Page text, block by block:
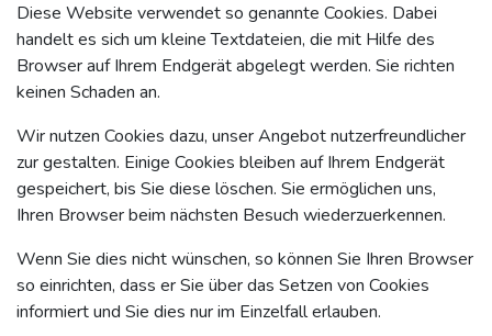
Diese Website verwendet so genannte Cookies. Dabei
handelt es sich um kleine Textdateien, die mit Hilfe des
Browser auf Ihrem Endgerät abgelegt werden. Sie richten
keinen Schaden an.
Wir nutzen Cookies dazu, unser Angebot nutzerfreundlicher
zur gestalten. Einige Cookies bleiben auf Ihrem Endgerät
gespeichert, bis Sie diese löschen. Sie ermöglichen uns,
Ihren Browser beim nächsten Besuch wiederzuerkennen.
Wenn Sie dies nicht wünschen, so können Sie Ihren Browser
so einrichten, dass er Sie über das Setzen von Cookies
informiert und Sie dies nur im Einzelfall erlauben.